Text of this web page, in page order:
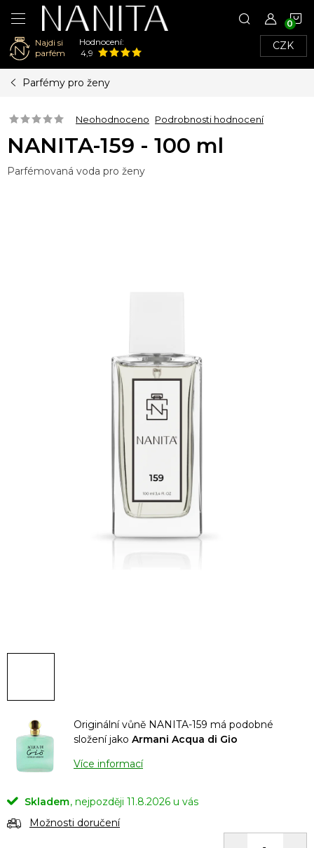
Najdi si
parfém
Hodnocení:
4,9
CZK
Parfémy pro ženy
Neohodnoceno Podrobnosti hodnocení
NANITA-159 - 100 ml
Parfémovaná voda pro ženy
Originální vůně NANITA-159 má podobné
složení jako Armani Acqua di Gio
Více informací
Skladem
11.8.2026
Možnosti doručení